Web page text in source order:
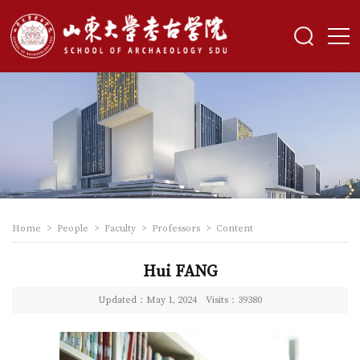
Home > People > Faculty > Professors > Content
Hui FANG
Updated：May 1, 2024 Visits： 39380